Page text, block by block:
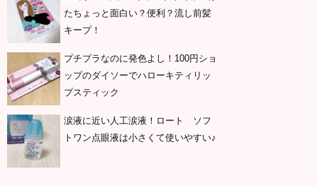
たちょっと面白い？便利？流し前髪
キープ！
プチプラなのに発色よし！100円ショ
ップのダイソーでハローキティリッ
プスティック
涙液に近い人工涙液！ロート ソフ
トワン点眼液は小さくて使いやすい♪